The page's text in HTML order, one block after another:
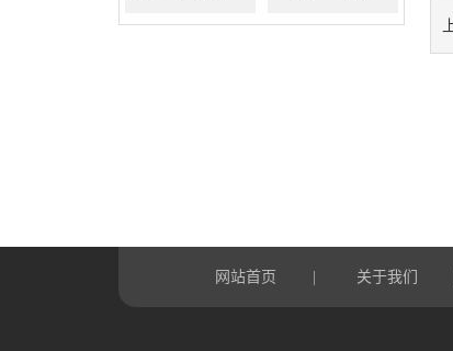
网站首页 关于我们